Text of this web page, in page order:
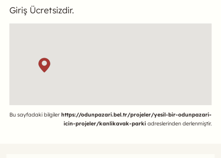
Giriş Ücretsizdir.
Referans
Bu sayfadaki bilgilerhttps://odunpazari.bel.tr/projeler/yesil-bir-odunpazari-
icin-projeler/kanlikavak-parki adreslerinden derlenmiştir.